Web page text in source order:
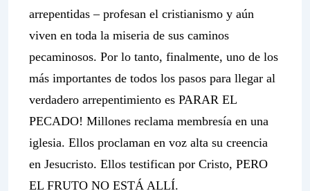
arrepentidas – profesan el cristianismo y aún
viven en toda la miseria de sus caminos
pecaminosos. Por lo tanto, finalmente, uno de los
más importantes de todos los pasos para llegar al
verdadero arrepentimiento es PARAR EL
PECADO! Millones reclama membresía en una
iglesia. Ellos proclaman en voz alta su creencia
en Jesucristo. Ellos testifican por Cristo, PERO
EL FRUTO NO ESTÁ ALLÍ.